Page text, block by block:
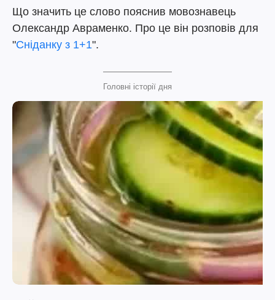
Що значить це слово пояснив мовознавець
Олександр Авраменко. Про це він розповів для
"Сніданку з 1+1".
Головні історії дня